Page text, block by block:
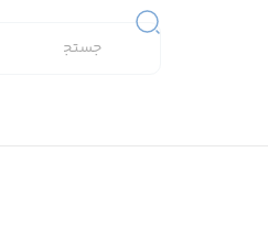
جستجو